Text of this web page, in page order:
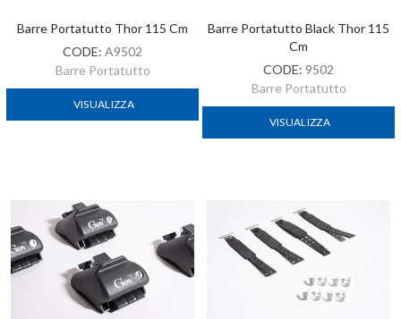
Barre Portatutto Thor 115 Cm
CODE: A9502
Barre Portatutto
VISUALIZZA
Barre Portatutto Black Thor 115
Cm
CODE: 9502
Barre Portatutto
VISUALIZZA